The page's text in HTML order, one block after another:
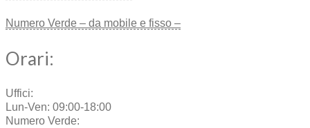
Numero Verde – da mobile e fisso –
Orari:
Uffici:
Lun-Ven: 09:00-18:00
Numero Verde: